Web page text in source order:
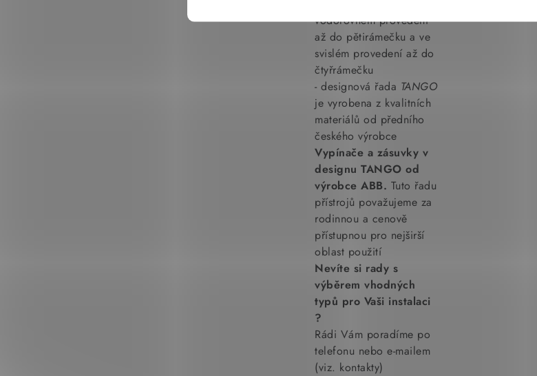
vodorovném provedení
až do pětirámečku a ve
svislém provedení až do
čtyřrámečku
- designová řada TANGO
je vyrobena z kvalitních
materiálů od předního
českého výrobce
Vypínače a zásuvky v
designu TANGO od
výrobce ABB. Tuto řadu
přístrojů považujeme za
rodinnou a cenově
přístupnou pro nejširší
oblast použití
Nevíte si rady s
výběrem vhodných
typů pro Vaši instalaci
?
Rádi Vám poradíme po
telefonu nebo e-mailem
(viz. kontakty)